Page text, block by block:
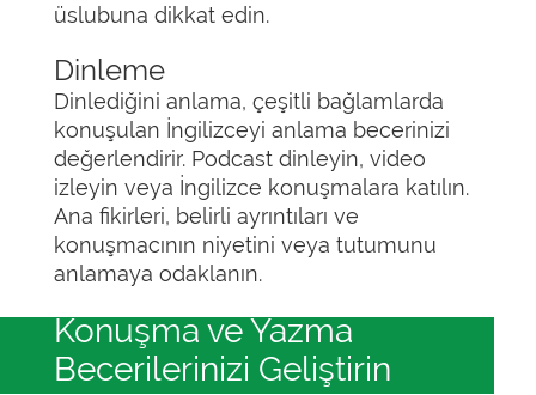
üslubuna dikkat edin.
Dinleme
Dinlediğini anlama, çeşitli bağlamlarda
konuşulan İngilizceyi anlama becerinizi
değerlendirir. Podcast dinleyin, video
izleyin veya İngilizce konuşmalara katılın.
Ana fikirleri, belirli ayrıntıları ve
konuşmacının niyetini veya tutumunu
anlamaya odaklanın.
Konuşma ve Yazma
Becerilerinizi Geliştirin